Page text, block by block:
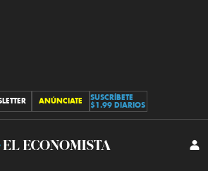
ANÚNCIATE
SUSCRÍBETE
$1.99 DIARIOS
El